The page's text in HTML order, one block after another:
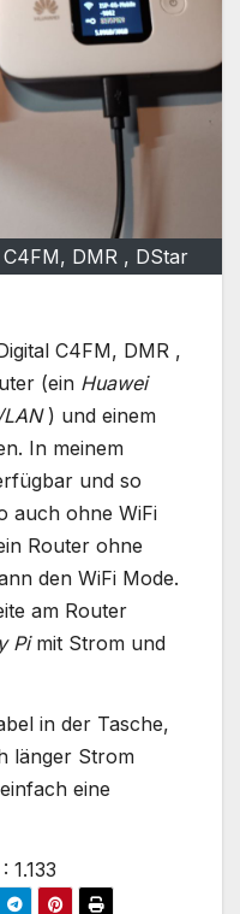
DMR , DStar
C4FM, DMR ,
(ein Huawei
) und einem
In meinem
und so
auch ohne WiFi
Router ohne
den WiFi Mode.
am Router
Pimit Strom und
in der Tasche,
länger Strom
eine
1.133